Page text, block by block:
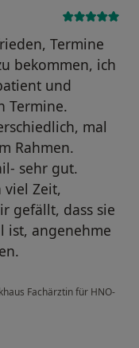
Termine
bekommen, ich
und
Termine.
mal
Rahmen.
sehr gut.
viel Zeit,
gefällt, dass sie
ist, angenehme
Fachärztin für HNO-